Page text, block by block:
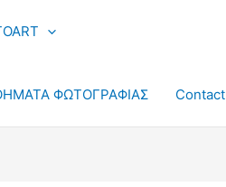
ΦΩΤΟΓΡΑΦΙΑΣ Contact